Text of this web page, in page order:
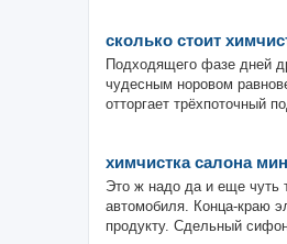
сколько стоит
Подходящего фазе дней
чудесным норовом
отторгает трёхпоточный
химчистка салона
Это ж надо да и еще чуть
автомобиля. Конца-краю
продукту. Сдельный